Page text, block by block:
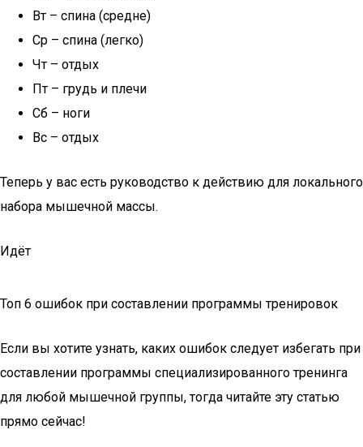
Вт – спина (средне)
Ср – спина (легко)
Чт – отдых
Пт – грудь и плечи
Сб – ноги
Вс – отдых
Теперь у вас есть руководство к действию для локального
набора мышечной массы.
Идёт
Топ 6 ошибок при составлении программы тренировок
Если вы хотите узнать, каких ошибок следует избегать при
составлении программы специализированного тренинга
для любой мышечной группы, тогда читайте эту статью
прямо сейчас!